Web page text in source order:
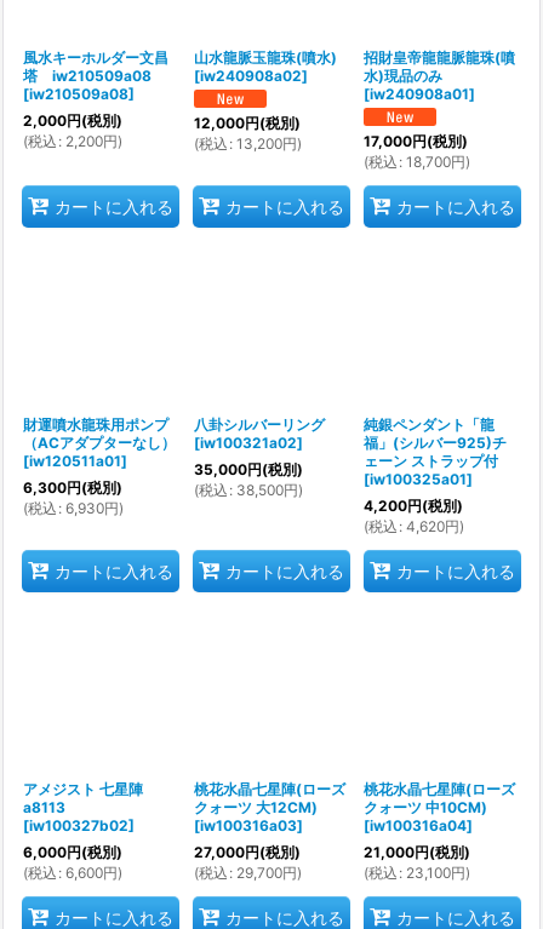
風水キーホルダー文昌
塔 iw210509a08
[iw210509a08]
2,000円(税別)
(税込 : 2,200円)
カートに入れる
山水龍脈玉龍珠(噴水)
[iw240908a02]
12,000円(税別)
(税込 : 13,200円)
カートに入れる
招財皇帝龍龍脈龍珠(噴
水)現品のみ
[iw240908a01]
17,000円(税別)
(税込 : 18,700円)
カートに入れる
財運噴水龍珠用ポンプ
（ACアダプターなし）
[iw120511a01]
6,300円(税別)
(税込 : 6,930円)
カートに入れる
八卦シルバーリング
[iw100321a02]
35,000円(税別)
(税込 : 38,500円)
カートに入れる
純銀ペンダント「龍
福」(シルバー925)チ
ェーン ストラップ付
[iw100325a01]
4,200円(税別)
(税込 : 4,620円)
カートに入れる
アメジスト 七星陣
a8113
[iw100327b02]
6,000円(税別)
(税込 : 6,600円)
カートに入れる
桃花水晶七星陣(ローズ
クォーツ 大12CM)
[iw100316a03]
27,000円(税別)
(税込 : 29,700円)
カートに入れる
桃花水晶七星陣(ローズ
クォーツ 中10CM)
[iw100316a04]
21,000円(税別)
(税込 : 23,100円)
カートに入れる